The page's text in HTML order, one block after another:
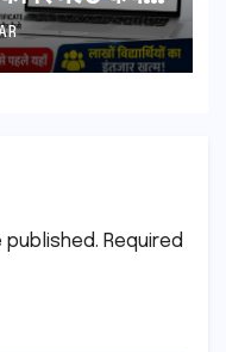
Date,
published. Required